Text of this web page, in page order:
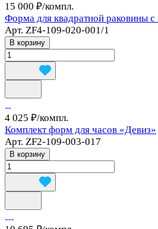
15 000 ₽/компл.
Форма для квадратной раковины с
Арт. ZF4-109-020-001/1
В корзину
4 025 ₽/компл.
Комплект форм для часов «Девиз»
Арт. ZF2-109-003-017
В корзину